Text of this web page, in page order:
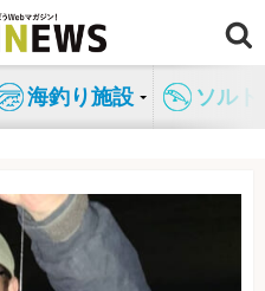
海釣り施設 ソル